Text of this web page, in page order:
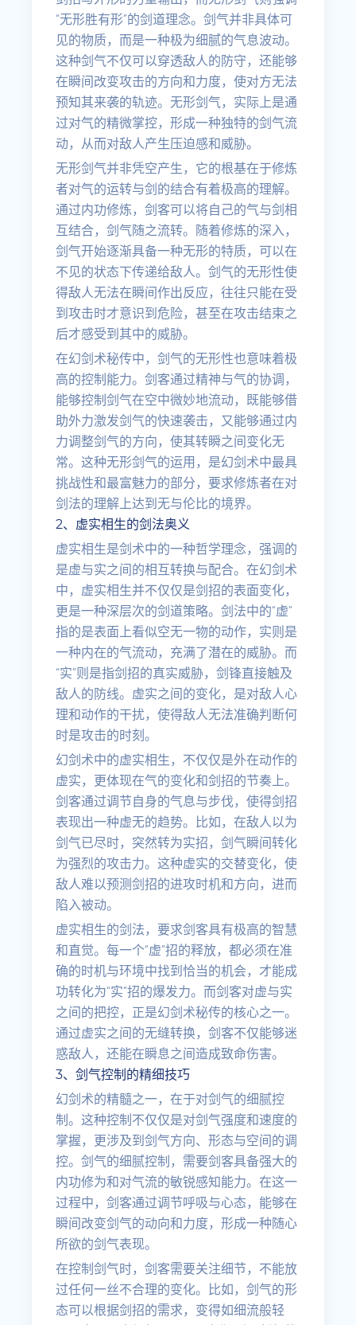
“无形胜有形”的剑道理念。剑气并非具体可
见的物质，而是一种极为细腻的气息波动。
这种剑气不仅可以穿透敌人的防守，还能够
在瞬间改变攻击的方向和力度，使对方无法
预知其来袭的轨迹。无形剑气，实际上是通
过对气的精微掌控，形成一种独特的剑气流
动，从而对敌人产生压迫感和威胁。
无形剑气并非凭空产生，它的根基在于修炼
者对气的运转与剑的结合有着极高的理解。
通过内功修炼，剑客可以将自己的气与剑相
互结合，剑气随之流转。随着修炼的深入，
剑气开始逐渐具备一种无形的特质，可以在
不见的状态下传递给敌人。剑气的无形性使
得敌人无法在瞬间作出反应，往往只能在受
到攻击时才意识到危险，甚至在攻击结束之
后才感受到其中的威胁。
在幻剑术秘传中，剑气的无形性也意味着极
高的控制能力。剑客通过精神与气的协调，
能够控制剑气在空中微妙地流动，既能够借
助外力激发剑气的快速袭击，又能够通过内
力调整剑气的方向，使其转瞬之间变化无
常。这种无形剑气的运用，是幻剑术中最具
挑战性和最富魅力的部分，要求修炼者在对
剑法的理解上达到无与伦比的境界。
2、虚实相生的剑法奥义
虚实相生是剑术中的一种哲学理念，强调的
是虚与实之间的相互转换与配合。在幻剑术
中，虚实相生并不仅仅是剑招的表面变化，
更是一种深层次的剑道策略。剑法中的“虚”
指的是表面上看似空无一物的动作，实则是
一种内在的气流动，充满了潜在的威胁。而
“实”则是指剑招的真实威胁，剑锋直接触及
敌人的防线。虚实之间的变化，是对敌人心
理和动作的干扰，使得敌人无法准确判断何
时是攻击的时刻。
幻剑术中的虚实相生，不仅仅是外在动作的
虚实，更体现在气的变化和剑招的节奏上。
剑客通过调节自身的气息与步伐，使得剑招
表现出一种虚无的趋势。比如，在敌人以为
剑气已尽时，突然转为实招，剑气瞬间转化
为强烈的攻击力。这种虚实的交替变化，使
敌人难以预测剑招的进攻时机和方向，进而
陷入被动。
虚实相生的剑法，要求剑客具有极高的智慧
和直觉。每一个“虚”招的释放，都必须在准
确的时机与环境中找到恰当的机会，才能成
功转化为“实”招的爆发力。而剑客对虚与实
之间的把控，正是幻剑术秘传的核心之一。
通过虚实之间的无缝转换，剑客不仅能够迷
惑敌人，还能在瞬息之间造成致命伤害。
3、剑气控制的精细技巧
幻剑术的精髓之一，在于对剑气的细腻控
制。这种控制不仅仅是对剑气强度和速度的
掌握，更涉及到剑气方向、形态与空间的调
控。剑气的细腻控制，需要剑客具备强大的
内功修为和对气流的敏锐感知能力。在这一
过程中，剑客通过调节呼吸与心态，能够在
瞬间改变剑气的动向和力度，形成一种随心
所欲的剑气表现。
在控制剑气时，剑客需要关注细节，不能放
过任何一丝不合理的变化。比如，剑气的形
态可以根据剑招的需求，变得如细流般轻